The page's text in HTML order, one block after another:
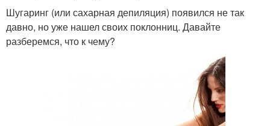
Шугаринг (или сахарная депиляция) появился не так
давно, но уже нашел своих поклонниц. Давайте
разберемся, что к чему?